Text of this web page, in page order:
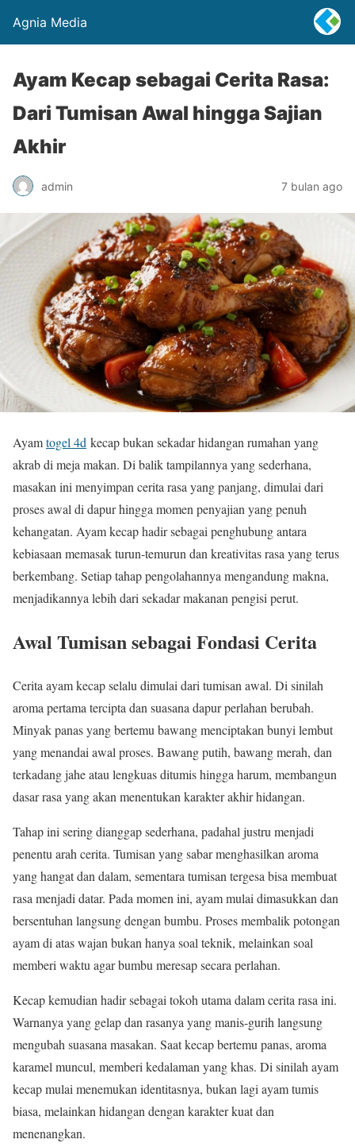
Agnia Media
Ayam Kecap sebagai Cerita Rasa:
Dari Tumisan Awal hingga Sajian
Akhir
admin 7 bulan ago
Ayamtogel 4d kecap bukan sekadar hidangan rumahan yang
akrab di meja makan. Di balik tampilannya yang sederhana,
masakan ini menyimpan cerita rasa yang panjang, dimulai dari
proses awal di dapur hingga momen penyajian yang penuh
kehangatan. Ayam kecap hadir sebagai penghubung antara
kebiasaan memasak turun-temurun dan kreativitas rasa yang terus
berkembang. Setiap tahap pengolahannya mengandung makna,
menjadikannya lebih dari sekadar makanan pengisi perut.
Awal Tumisan sebagai Fondasi Cerita
Cerita ayam kecap selalu dimulai dari tumisan awal. Di sinilah
aroma pertama tercipta dan suasana dapur perlahan berubah.
Minyak panas yang bertemu bawang menciptakan bunyi lembut
yang menandai awal proses. Bawang putih, bawang merah, dan
terkadang jahe atau lengkuas ditumis hingga harum, membangun
dasar rasa yang akan menentukan karakter akhir hidangan.
Tahap ini sering dianggap sederhana, padahal justru menjadi
penentu arah cerita. Tumisan yang sabar menghasilkan aroma
yang hangat dan dalam, sementara tumisan tergesa bisa membuat
rasa menjadi datar. Pada momen ini, ayam mulai dimasukkan dan
bersentuhan langsung dengan bumbu. Proses membalik potongan
ayam di atas wajan bukan hanya soal teknik, melainkan soal
memberi waktu agar bumbu meresap secara perlahan.
Kecap kemudian hadir sebagai tokoh utama dalam cerita rasa ini.
Warnanya yang gelap dan rasanya yang manis-gurih langsung
mengubah suasana masakan. Saat kecap bertemu panas, aroma
karamel muncul, memberi kedalaman yang khas. Di sinilah ayam
kecap mulai menemukan identitasnya, bukan lagi ayam tumis
biasa, melainkan hidangan dengan karakter kuat dan
menenangkan.